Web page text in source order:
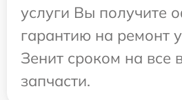
услуги Вы получите
гарантию на ремонт
Зенит сроком на все
запчасти.